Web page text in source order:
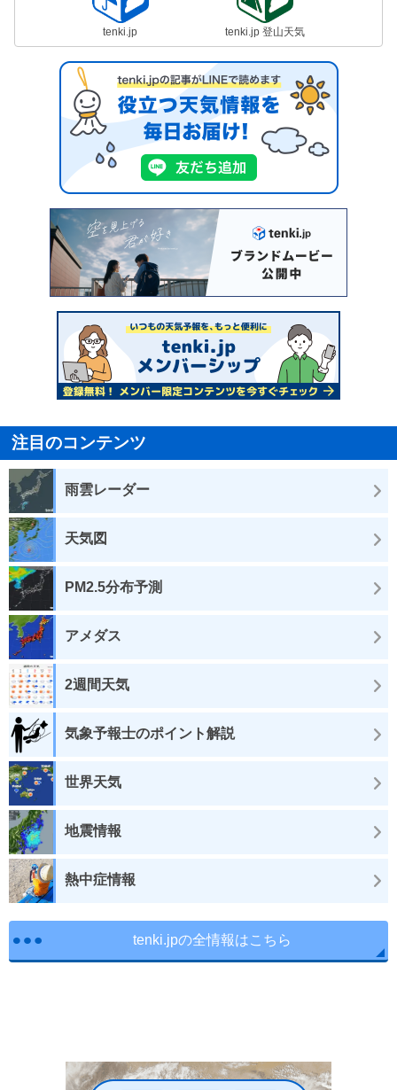
tenki.jp tenki.jp 登山天気
注目のコンテンツ
雨雲レーダー
天気図
PM2.5分布予測
アメダス
2週間天気
気象予報士のポイント解説
世界天気
地震情報
熱中症情報
tenki.jpの全情報はこちら